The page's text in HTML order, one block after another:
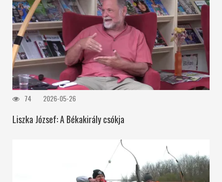
74 2026-05-26
Liszka József: A Békakirály csókja